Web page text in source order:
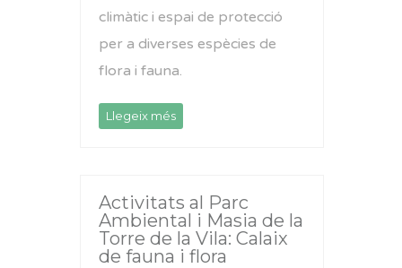
climàtic i espai de protecció
per a diverses espècies de
flora i fauna.
Llegeix més
Activitats al Parc
Ambiental i Masia de la
Torre de la Vila: Calaix
de fauna i flora